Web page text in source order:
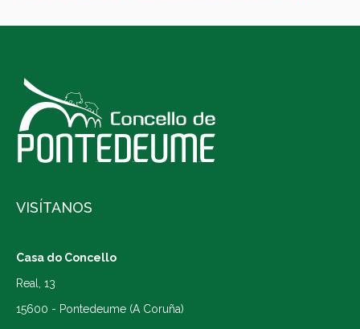
VISÍTANOS
Casa do Concello
Real, 13
15600 - Pontedeume (A Coruña)